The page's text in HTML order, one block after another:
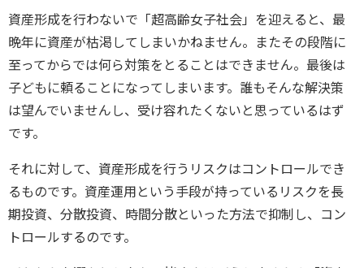
資産形成を行わないで「超高齢女子社会」を迎えると、最
晩年に資産が枯渇してしまいかねません。またその段階に
至ってからでは何ら対策をとることはできません。最後は
子どもに頼ることになってしまいます。誰もそんな解決策
は望んでいませんし、受け容れたくないと思っているはず
です。
それに対して、資産形成を行うリスクはコントロールでき
るものです。資産運用という手段が持っているリスクを長
期投資、分散投資、時間分散といった方法で抑制し、コン
トロールするのです。